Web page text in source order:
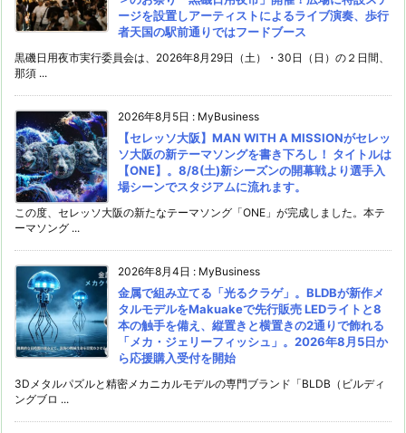
ージを設置しアーティストによるライブ演奏、歩行
者天国の駅前通りではフードブース
黒磯日用夜市実行委員会は、2026年8月29日（土）・30日（日）の２日間、
那須 ...
2026年8月5日 : MyBusiness
【セレッソ大阪】MAN WITH A MISSIONがセレッ
ソ大阪の新テーマソングを書き下ろし！ タイトルは
【ONE】。8/8(土)新シーズンの開幕戦より選手入
場シーンでスタジアムに流れます。
この度、セレッソ大阪の新たなテーマソング「ONE」が完成しました。本テ
ーマソング ...
2026年8月4日 : MyBusiness
金属で組み立てる「光るクラゲ」。BLDBが新作メ
タルモデルをMakuakeで先行販売 LEDライトと8
本の触手を備え、縦置きと横置きの2通りで飾れる
「メカ・ジェリーフィッシュ」。2026年8月5日か
ら応援購入受付を開始
3Dメタルパズルと精密メカニカルモデルの専門ブランド「BLDB（ビルディ
ングブロ ...